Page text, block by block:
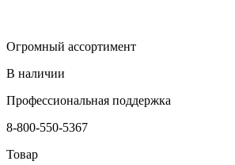
Огромный ассортимент
В наличии
Профессиональная поддержка
8-800-550-5367
Товар